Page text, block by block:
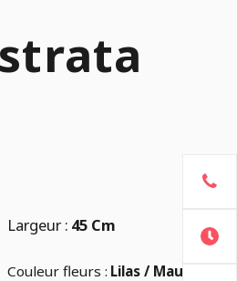
Largeur : 45 Cm
Couleur fleurs : Lilas / Mauve